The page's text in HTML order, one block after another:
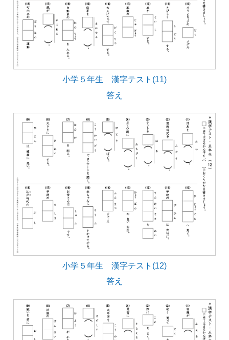
小学５年生 漢字テスト(11)
答え
小学５年生 漢字テスト(12)
答え